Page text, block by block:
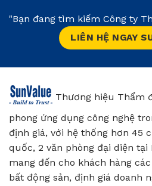
"Bạn đang tìm kiếm Công ty
LIÊN HỆ NGAY
Thương hiệu Thẩm
phong ứng dụng công nghệ
định giá, với hệ thống hơn 45
quốc, 2 văn phòng đại diện tại
mang đến cho khách hàng
bất động sản, định giá doanh